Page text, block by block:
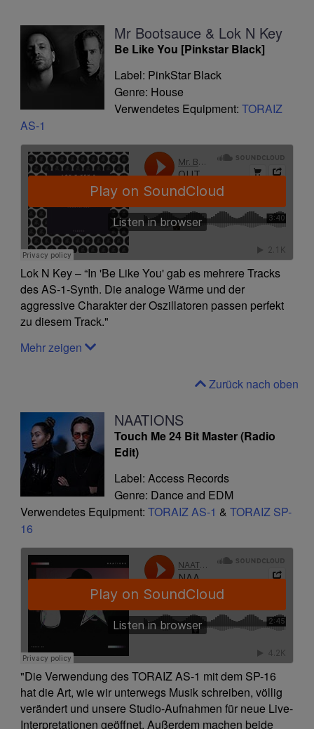
Mr Bootsauce & Lok N Key
Be Like You [Pinkstar Black]
Label: PinkStar Black
Genre: House
Verwendetes Equipment: TORAIZ
AS-1
Lok N Key – “In 'Be Like You' gab es mehrere Tracks
des AS-1-Synth. Die analoge Wärme und der
aggressive Charakter der Oszillatoren passen perfekt
zu diesem Track."
Mehr zeigen
Zurück nach oben
NAATIONS
Touch Me 24 Bit Master (Radio
Edit)
Label: Access Records
Genre: Dance and EDM
Verwendetes Equipment: TORAIZ AS-1 & TORAIZ SP-
16
"Die Verwendung des TORAIZ AS-1 mit dem SP-16
hat die Art, wie wir unterwegs Musik schreiben, völlig
verändert und unsere Studio-Aufnahmen für neue Live-
Interpretationen geöffnet. Außerdem machen beide